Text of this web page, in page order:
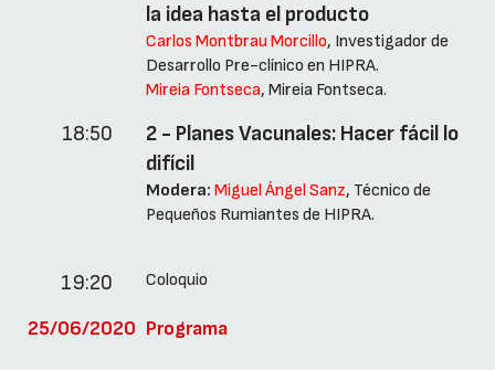
la idea hasta el producto
Carlos Montbrau Morcillo, Investigador de
Desarrollo Pre-clínico en HIPRA.
Mireia Fontseca, Mireia Fontseca.
18:50
2 - Planes Vacunales: Hacer fácil lo
difícil
Modera: Miguel Ángel Sanz, Técnico de
Pequeños Rumiantes de HIPRA.
19:20 Coloquio
25/06/2020 Programa